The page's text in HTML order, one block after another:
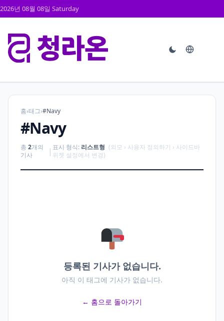
2026년 08월 08일 Saturday
홈›태그›#Navy
#Navy
총 2개의
기사
| 표시 형식: 리스트형 (외모 › 사용자 정의하기 › 사이드바
위젯 설정에서 변경)
등록된 기사가 없습니다.
아직 이 태그에 기사가 없습니다.
← 홈으로 돌아가기